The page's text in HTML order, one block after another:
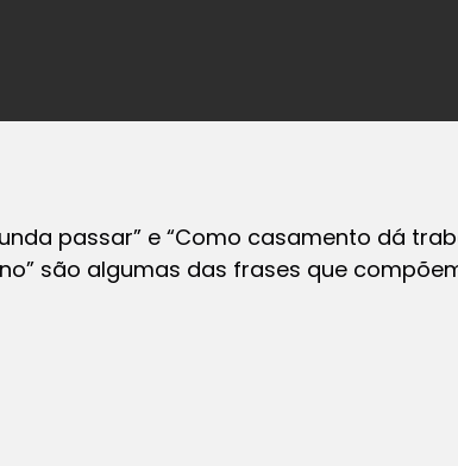
passar” e “Como casamento dá
são algumas das frases que